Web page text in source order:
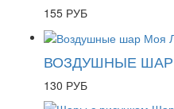
155 РУБ
ВОЗДУШНЫЕ
130 РУБ